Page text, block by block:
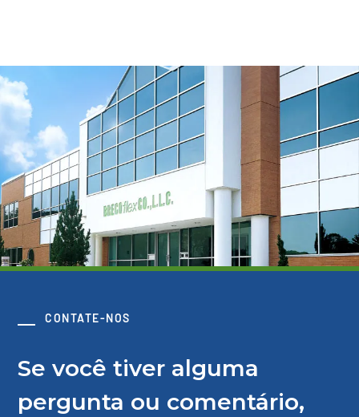
CONTATE-NOS
Se você tiver alguma
pergunta ou comentário,